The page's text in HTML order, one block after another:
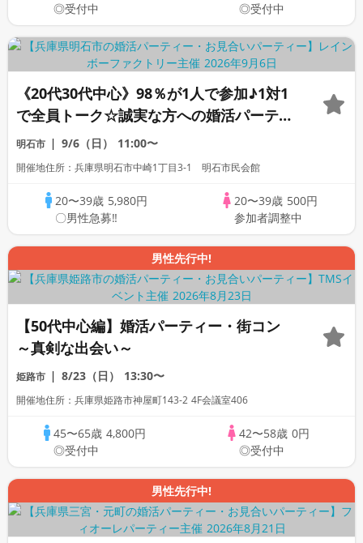
◎受付中
◎受付中
《20代30代中心》98％が1人で参加♪1対1
で全員トーク☆誠実な方への婚活パーティ
ー
明石市 9/6（日） 11:00〜
開催地住所：兵庫県明石市中崎1丁目3-1 明石市民会館
20〜39歳 5,980円
〇男性急募‼
20〜39歳 500円
参加者調整中
男性先行中!
【50代中心編】婚活パーティー・街コン
～真剣な出会い～
姫路市 8/23（日） 13:30〜
開催地住所：兵庫県姫路市神屋町143-2 4F会議室406
45〜65歳 4,800円
◎受付中
42〜58歳 0円
◎受付中
男性先行中!